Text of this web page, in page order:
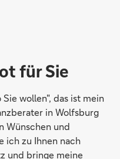
für Sie
wollen", das ist mein
in Wolfsburg
Wünschen und
ich zu Ihnen nach
und bringe meine